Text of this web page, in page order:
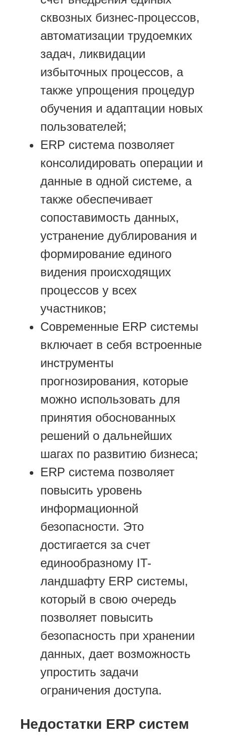
сквозных бизнес-процессов,
автоматизации трудоемких
задач, ликвидации
избыточных процессов, а
также упрощения процедур
обучения и адаптации новых
пользователей;
ERP система позволяет
консолидировать операции и
данные в одной системе, а
также обеспечивает
сопоставимость данных,
устранение дублирования и
формирование единого
видения происходящих
процессов у всех
участников;
Современные ERP системы
включает в себя встроенные
инструменты
прогнозирования, которые
можно использовать для
принятия обоснованных
решений о дальнейших
шагах по развитию бизнеса;
ERP система позволяет
повысить уровень
информационной
безопасности. Это
достигается за счет
единообразному IT-
ландшафту ERP системы,
который в свою очередь
позволяет повысить
безопасность при хранении
данных, дает возможность
упростить задачи
ограничения доступа.
Недостатки ERP систем